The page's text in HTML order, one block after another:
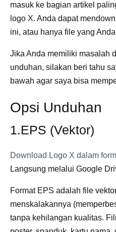
masuk ke bagian artikel
logo X. Anda dapat
ini, atau hanya file yang
Jika Anda memiliki masalah
unduhan, silakan beri tahu
bawah agar saya bisa
Opsi Unduhan
1.EPS (Vektor)
Download Logo X dalam
Langsung melalui Google
Format EPS adalah file
menskalakannya
tanpa kehilangan kualitas.